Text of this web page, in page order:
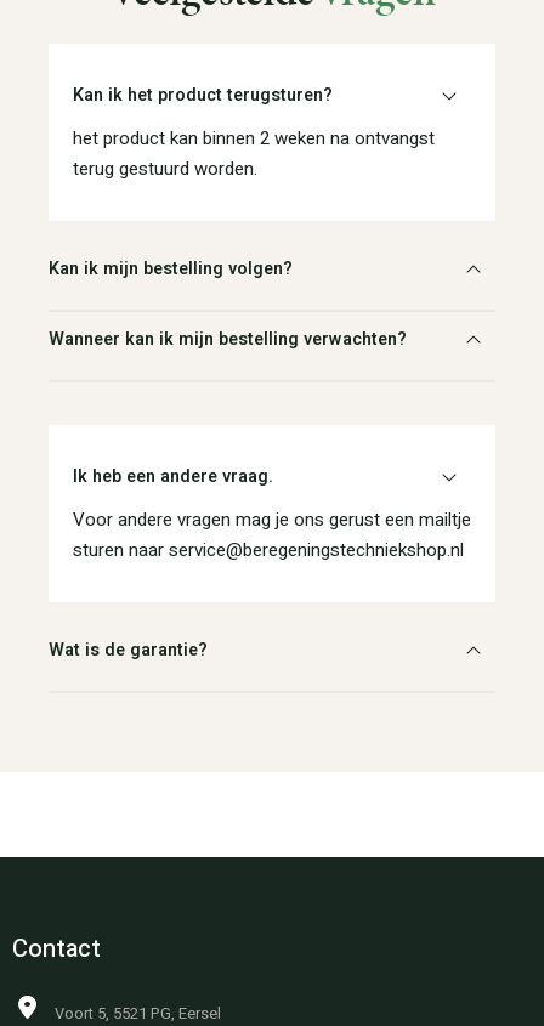
Kan ik het product terugsturen?
het product kan binnen 2 weken na ontvangst
terug gestuurd worden.
Kan ik mijn bestelling volgen?
Wanneer kan ik mijn bestelling verwachten?
Ik heb een andere vraag.
Voor andere vragen mag je ons gerust een mailtje
sturen naar service@beregeningstechniekshop.nl
Wat is de garantie?
Contact
Voort 5, 5521 PG, Eersel